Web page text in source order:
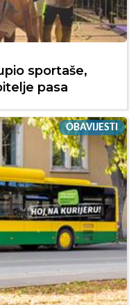
sportaše,
pasa
OBAVIJESTI